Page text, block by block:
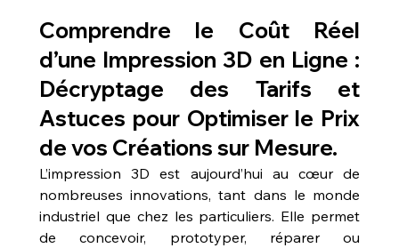
Comprendre le Coût Réel
d’une Impression 3D en Ligne :
Décryptage des Tarifs et
Astuces pour Optimiser le Prix
de vos Créations sur Mesure.
L’impression 3D est aujourd’hui au cœur de
nombreuses innovations, tant dans le monde
industriel que chez les particuliers. Elle permet
de concevoir, prototyper, réparer ou